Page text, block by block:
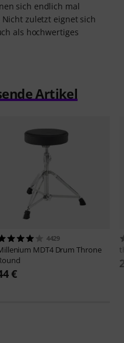
sich endlich mal
zuletzt eignet sich
als hochwertiges
Artikel
4429
MDT4 Drum Throne
€